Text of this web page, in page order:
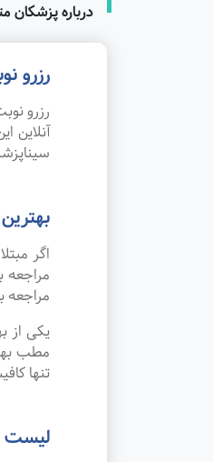
درباره
رزرو
رزرو
آنلاین
اگر
یکی از
مطب
تنها
لیست